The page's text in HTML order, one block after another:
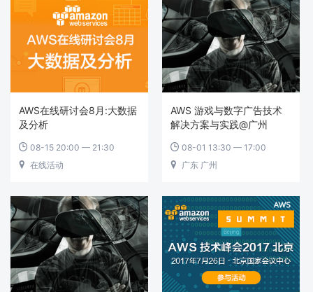
AWS在线研讨会8月:大数据
及分析
 08-15 20:00 — 21:30
 在线活动
AWS 游戏与数字广告技术
解决方案与实践@广州
 08-01 13:30 — 17:00
 广东 广州